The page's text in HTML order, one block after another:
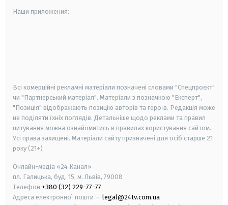
Наши приложения:
Всі комерційні рекламні матеріали позначені словами "Спецпроєкт"
чи "Партнерський матеріал". Матеріали з позначкою "Експерт",
"Позиція" відображають позицію авторів та героїв. Редакція може
не поділяти їхніх поглядів. Детальніше щодо реклами та правил
цитування можна ознайомитись в правилах користування сайтом.
Усі права захищені. Матеріали сайту призначені для осіб старше 21
року (21+)
Онлайн-медіа «24 Канал»
пл. Галицька, буд. 15, м. Львів, 79008
Телефон +380 (32) 229-77-77
Адреса електронної пошти — legal@24tv.com.ua